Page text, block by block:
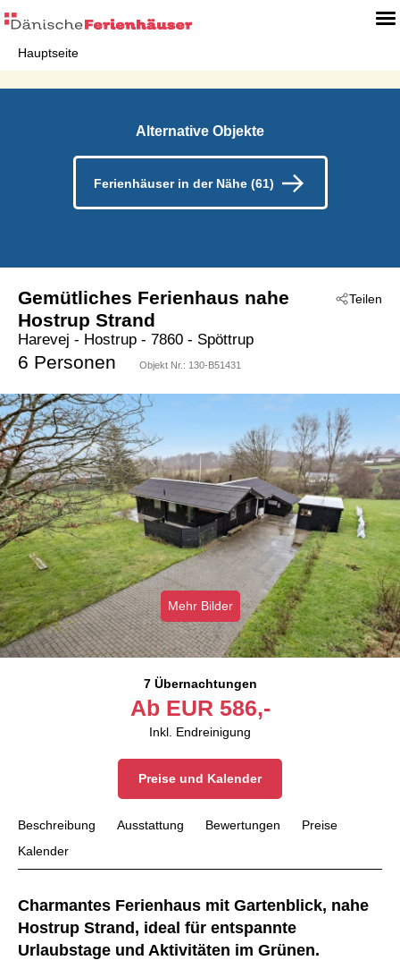
Hauptseite
Alternative Objekte
Ferienhäuser in der Nähe (61)
Teilen
Gemütliches Ferienhaus nahe
Hostrup Strand
Harevej - Hostrup - 7860 - Spöttrup
6 Personen Objekt Nr.: 130-B51431
Mehr Bilder
7 Übernachtungen
Ab EUR 586,-
Inkl. Endreinigung
Preise und Kalender
Beschreibung Ausstattung Bewertungen
Preise
Kalender
Charmantes Ferienhaus mit Gartenblick, nahe
Hostrup Strand, ideal für entspannte
Urlaubstage und Aktivitäten im Grünen.